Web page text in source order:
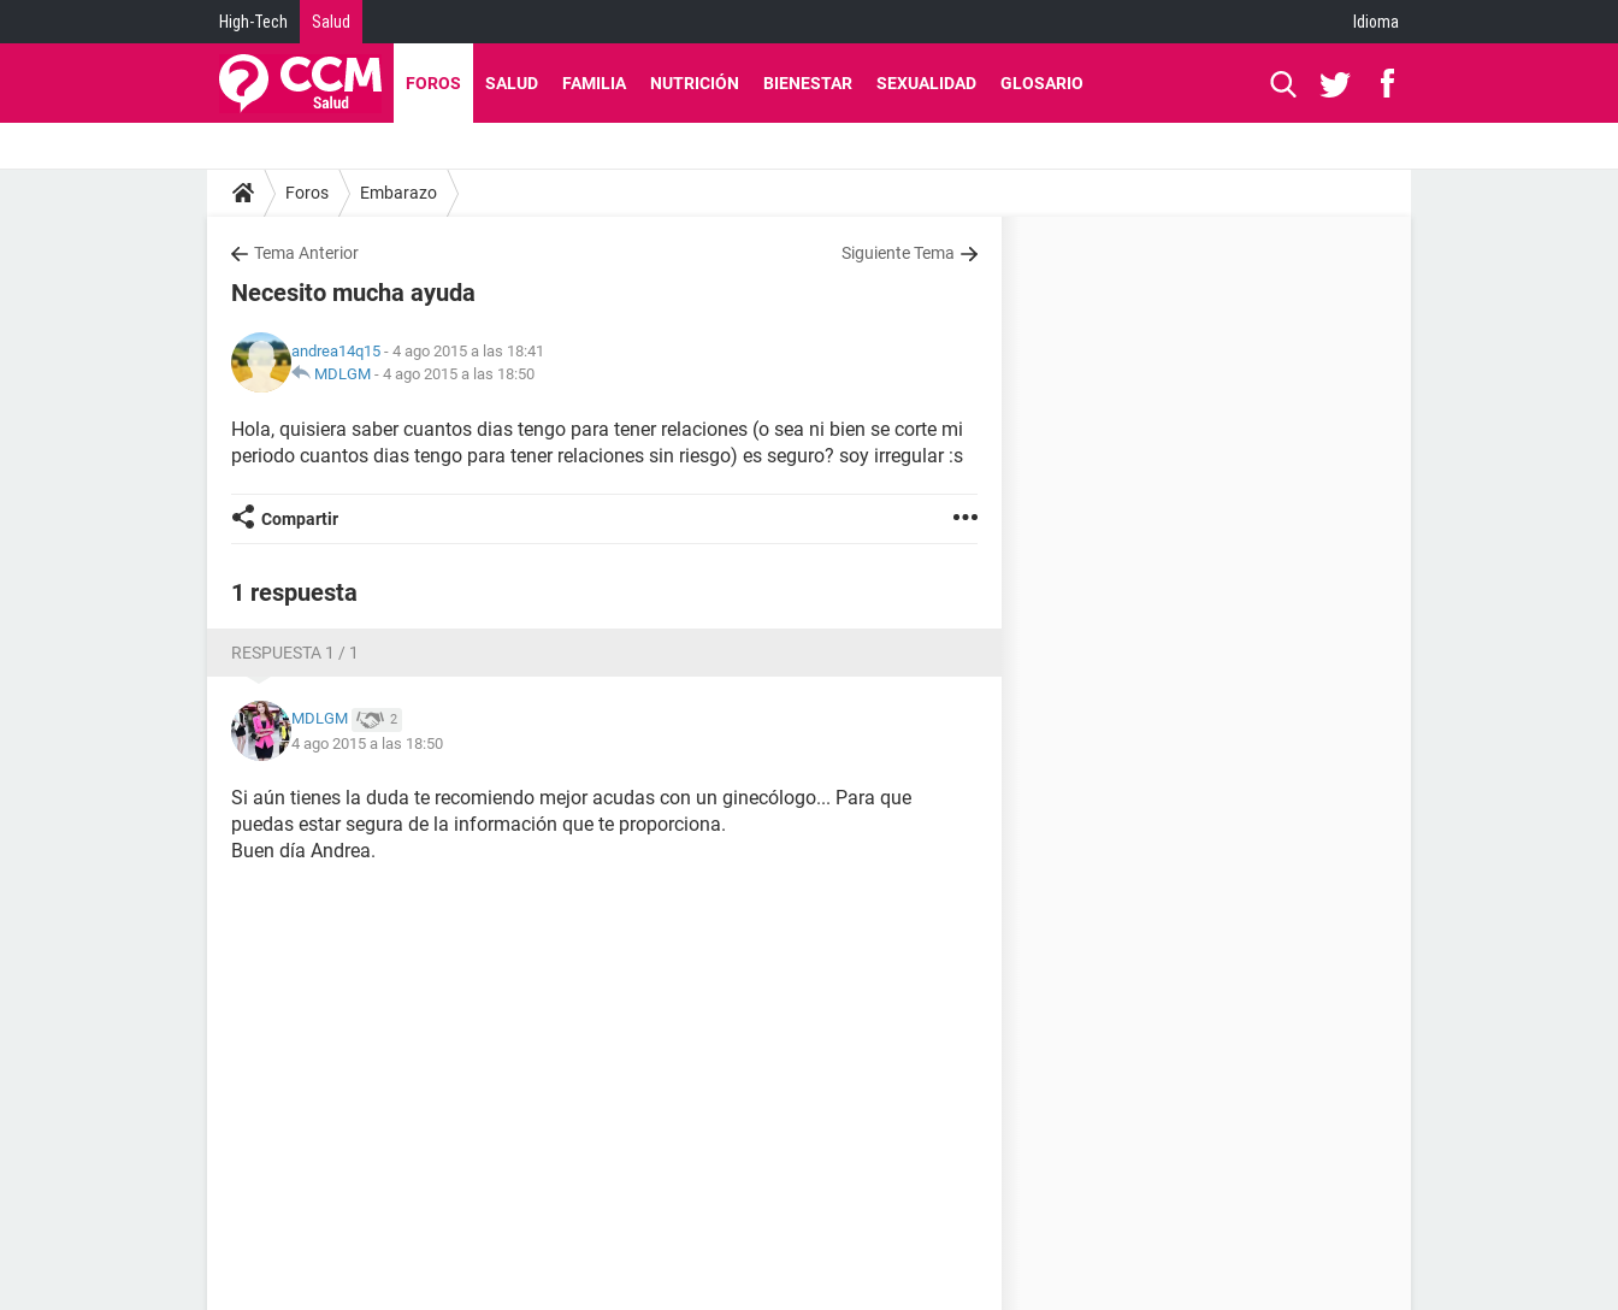
High-Tech Salud Idioma
FOROS SALUD FAMILIA NUTRICIÓN BIENESTAR SEXUALIDAD GLOSARIO
Foros Embarazo
Tema Anterior Siguiente Tema
Necesito mucha ayuda
andrea14q15 - 4 ago 2015 a las 18:41
MDLGM - 4 ago 2015 a las 18:50
Hola, quisiera saber cuantos dias tengo para tener relaciones (o sea ni bien se corte mi
periodo cuantos dias tengo para tener relaciones sin riesgo) es seguro? soy irregular :s
Compartir
1 respuesta
RESPUESTA 1 / 1
MDLGM 2
4 ago 2015 a las 18:50
Si aún tienes la duda te recomiendo mejor acudas con un ginecólogo... Para que
puedas estar segura de la información que te proporciona.
Buen día Andrea.